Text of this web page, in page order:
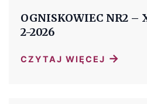
OGNISKOWIEC NR2
2-2026
CZYTAJ WIĘCEJ →